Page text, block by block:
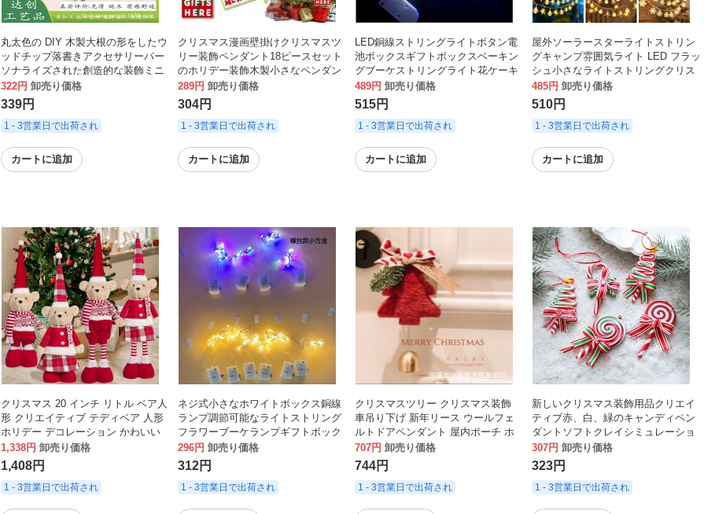
丸太色の DIY 木製大根の形をしたウ
ッドチップ落書きアクセサリーパー
ソナライズされた創造的な装飾ミニ
マリストのテーブル装飾
322円 卸売り価格
339円
1 - 3営業日で出荷され
カートに追加
クリスマス漫画壁掛けクリスマスツ
リー装飾ペンダント18ピースセット
のホリデー装飾木製小さなペンダン
ト
289円 卸売り価格
304円
1 - 3営業日で出荷され
カートに追加
LED銅線ストリングライトボタン電
池ボックスギフトボックスベーキン
グブーケストリングライト花ケーキ
クリスマス装飾ランタン
489円 卸売り価格
515円
1 - 3営業日で出荷され
カートに追加
屋外ソーラースターライトストリン
グキャンプ雰囲気ライト LED フラッ
シュ小さなライトストリングクリス
マス装飾スノーフレークライトスト
リング
485円 卸売り価格
510円
1 - 3営業日で出荷され
カートに追加
クリスマス 20 インチ リトル ベア人
形 クリエイティブ テディベア 人形
ホリデー デコレーション かわいい
デスクトップ オーナメント
1,338円 卸売り価格
1,408円
1 - 3営業日で出荷され
ネジ式小さなホワイトボックス銅線
ランプ調節可能なライトストリング
フラワーブーケランプギフトボック
スケーキデコレーション銅線小さな
ランタン
296円 卸売り価格
312円
1 - 3営業日で出荷され
クリスマスツリー クリスマス装飾
車吊り下げ 新年リース ウールフェ
ルトドアペンダント 屋内ポーチ ホ
ーム小物
707円 卸売り価格
744円
1 - 3営業日で出荷され
新しいクリスマス装飾用品クリエイ
ティブ赤、白、緑のキャンディペン
ダントソフトクレイシミュレーショ
ンロリポップキャンディペンダント
307円 卸売り価格
323円
1 - 3営業日で出荷され